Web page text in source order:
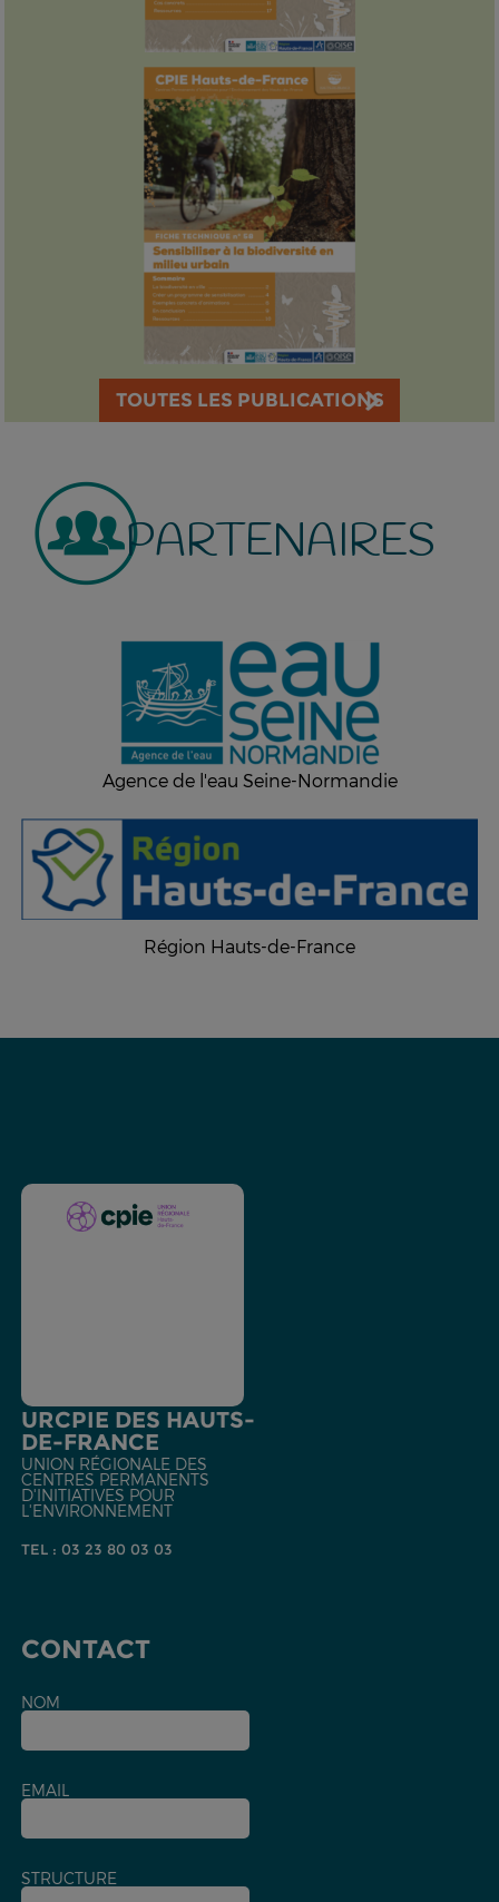
TOUTES LES PUBLICATIONS
PARTENAIRES
Agence de l'eau Seine-Normandie
Région Hauts-de-France
URCPIE DES HAUTS-
DE-FRANCE
UNION RÉGIONALE DES
CENTRES PERMANENTS
D'INITIATIVES POUR
L'ENVIRONNEMENT
TEL : 03 23 80 03 03
CONTACT
NOM
EMAIL
STRUCTURE